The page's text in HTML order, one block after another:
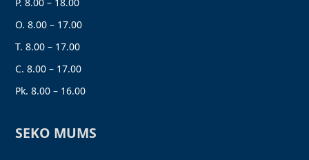
O. 8.00 – 17.00
T. 8.00 – 17.00
C. 8.00 – 17.00
Pk. 8.00 – 16.00
SEKO MUMS